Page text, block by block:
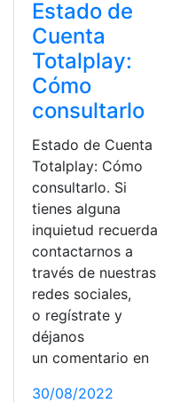
Estado de
Cuenta
Totalplay:
Cómo
consultarlo
Estado de Cuenta
Totalplay: Cómo
consultarlo. Si
tienes alguna
inquietud recuerda
contactarnos a
través de nuestras
redes sociales,
o regístrate y
déjanos
un comentario en
30/08/2022